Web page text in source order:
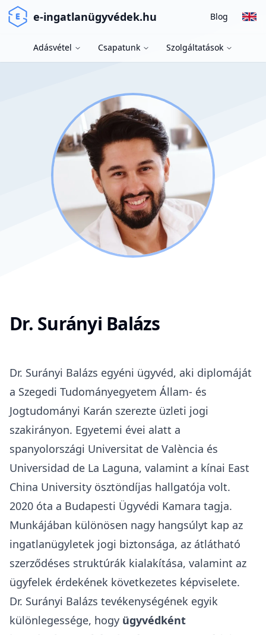
e-ingatlanügyvédek.hu Blog
Adásvétel Csapatunk Szolgáltatások
Dr. Surányi Balázs
Dr. Surányi Balázs egyéni ügyvéd, aki diplomáját
a Szegedi Tudományegyetem Állam- és
Jogtudományi Karán szerezte üzleti jogi
szakirányon. Egyetemi évei alatt a
spanyolországi Universitat de València és
Universidad de La Laguna, valamint a kínai East
China University ösztöndíjas hallgatója volt.
2020 óta a Budapesti Ügyvédi Kamara tagja.
Munkájában különösen nagy hangsúlyt kap az
ingatlanügyletek jogi biztonsága, az átlátható
szerződéses struktúrák kialakítása, valamint az
ügyfelek érdekének következetes képviselete.
Dr. Surányi Balázs tevékenységének egyik
különlegessége, hogy ügyvédként